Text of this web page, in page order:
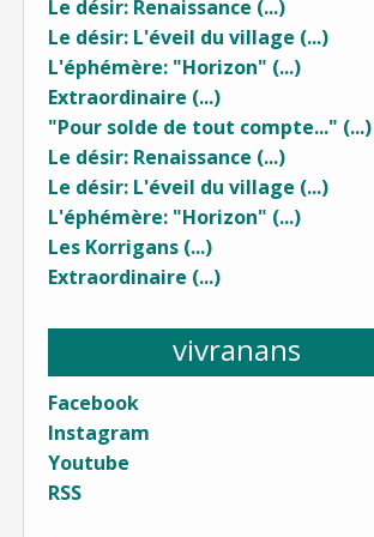
Le désir: Renaissance (...)
Le désir: L'éveil du village (...)
L'éphémère: "Horizon" (...)
Extraordinaire (...)
"Pour solde de tout compte..." (...)
Le désir: Renaissance (...)
Le désir: L'éveil du village (...)
L'éphémère: "Horizon" (...)
Les Korrigans (...)
Extraordinaire (...)
vivranans
Facebook
Instagram
Youtube
RSS